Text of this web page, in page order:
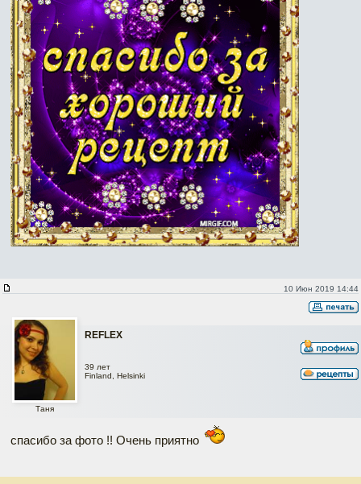
10 Июн 2019 14:44
REFLEX
Таня
39 лет
Finland, Helsinki
спасибо за фото !! Очень приятно